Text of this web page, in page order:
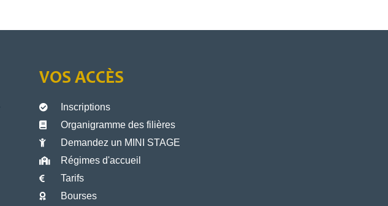
VOS ACCÈS
Inscriptions
Organigramme des filières
Demandez un MINI STAGE
Régimes d'accueil
Tarifs
Bourses